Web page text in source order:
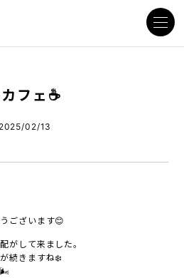
フェ☕️
2025/02/13
ございます😊
がして来ました。
続きますね❄️
🌬️